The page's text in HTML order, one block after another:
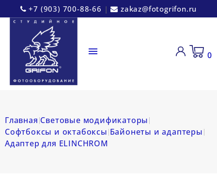
+7 (903) 700-88-66 | zakaz@fotogrifon.ru
 0
Главная Световые модификаторы
Софтбоксы и октабоксы Байонеты и адаптеры
Адаптер для ELINCHROM